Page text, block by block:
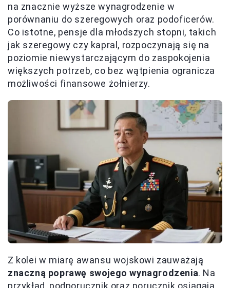
na znacznie wyższe wynagrodzenie w
porównaniu do szeregowych oraz podoficerów.
Co istotne, pensje dla młodszych stopni, takich
jak szeregowy czy kapral, rozpoczynają się na
poziomie niewystarczającym do zaspokojenia
większych potrzeb, co bez wątpienia ogranicza
możliwości finansowe żołnierzy.
Z kolei w miarę awansu wojskowi zauważają
znaczną poprawę swojego wynagrodzenia. Na
przykład, podporucznik oraz porucznik osiągają